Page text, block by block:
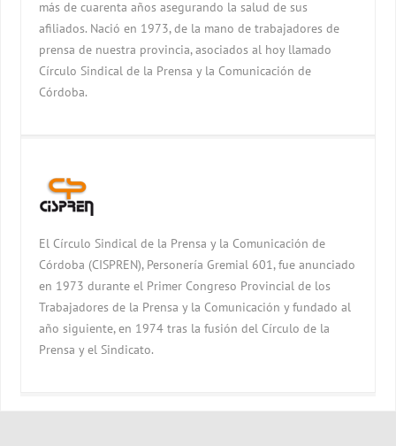
más de cuarenta años asegurando la salud de sus
afiliados. Nació en 1973, de la mano de trabajadores de
prensa de nuestra provincia, asociados al hoy llamado
Círculo Sindical de la Prensa y la Comunicación de
Córdoba.
El Círculo Sindical de la Prensa y la Comunicación de
Córdoba (CISPREN), Personería Gremial 601, fue anunciado
en 1973 durante el Primer Congreso Provincial de los
Trabajadores de la Prensa y la Comunicación y fundado al
año siguiente, en 1974 tras la fusión del Círculo de la
Prensa y el Sindicato.